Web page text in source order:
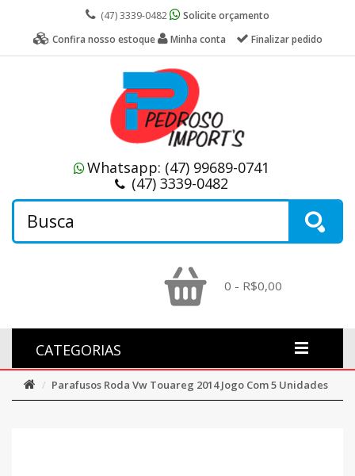
(47) 3339-0482
Solicite orçamento
Confira nosso estoque
Minha conta Finalizar pedido
Whatsapp: (47) 99689-0741
(47) 3339-0482
0 - R$0,00
CATEGORIAS
Parafusos Roda Vw Touareg 2014 Jogo Com 5 Unidades